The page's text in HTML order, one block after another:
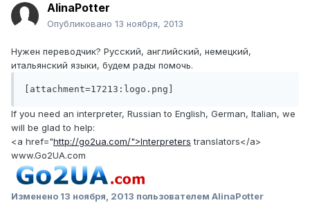
AlinaPotter
Опубликовано 13 ноября, 2013
Нужен переводчик? Русский, английский, немецкий,
итальянский языки, будем рады помочь.
[attachment=17213:logo.png]
If you need an interpreter, Russian to English, German, Italian, we
will be glad to help:
<a href="http://go2ua.com/">Interpreters translators</a>
www.Go2UA.com
Изменено 13 ноября, 2013 пользователем AlinaPotter